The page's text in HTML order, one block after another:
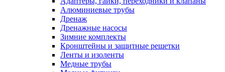
Алюминиевые трубы
Дренаж
Дренажные насосы
Зимние комплекты
Кронштейны и защитные решетки
Ленты и изоленты
Медные трубы